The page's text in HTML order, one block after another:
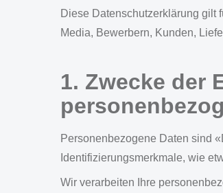
Diese Datenschutzerklärung gilt
Media, Bewerbern, Kunden,
1. Zwecke der
Personenbezogene Daten sind
Identifizierungsmerkmale, wie
Wir verarbeiten Ihre